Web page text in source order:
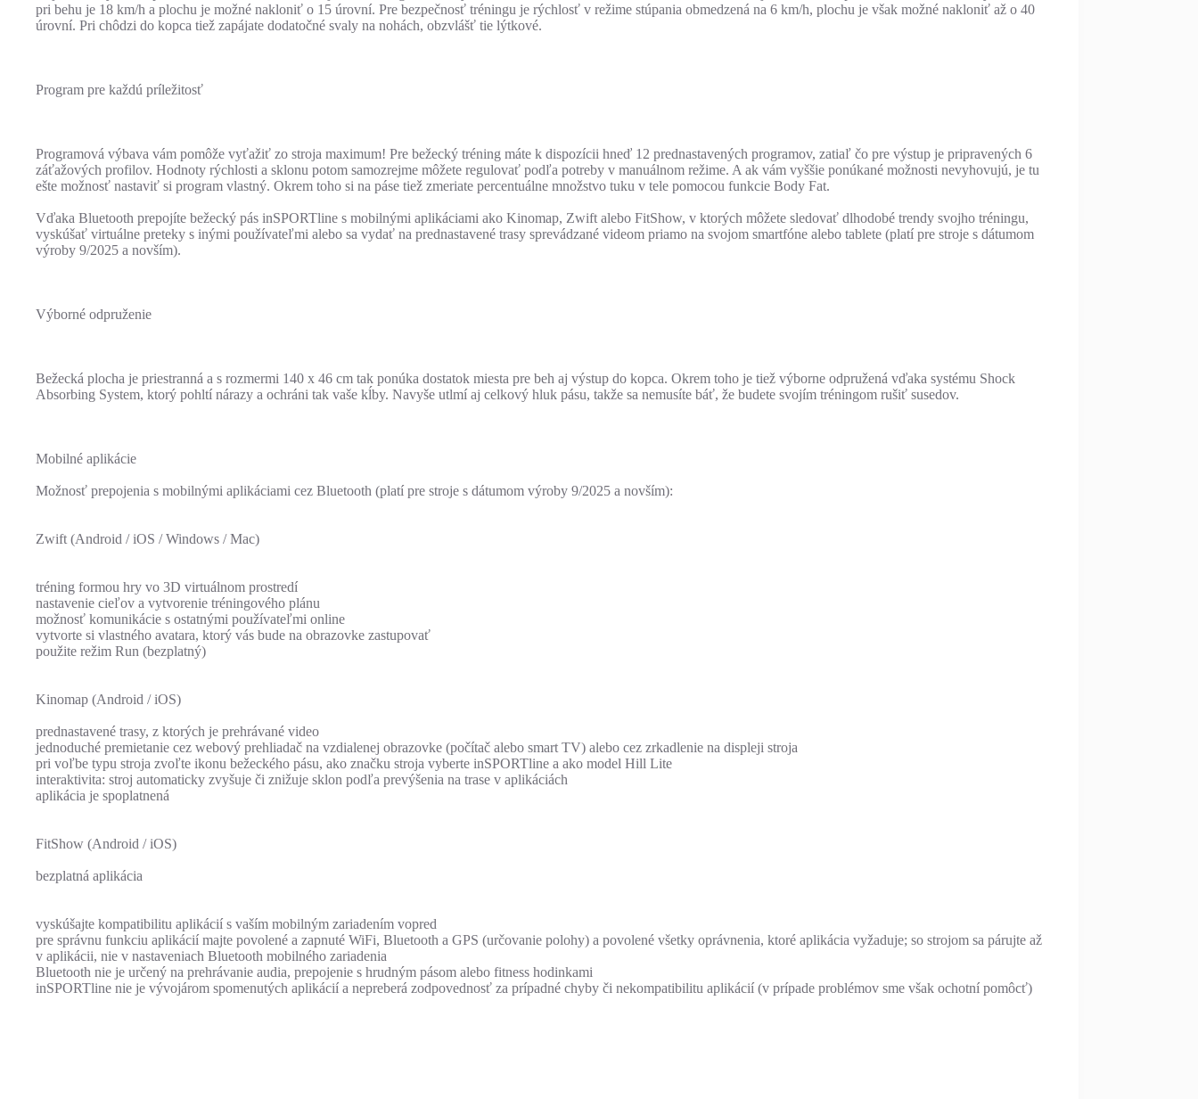
pri behu je 18 km/h a plochu je možné nakloniť o 15 úrovní. Pre bezpečnosť tréningu je rýchlosť v režime stúpania obmedzená na 6 km/h, plochu je však možné nakloniť až o 40
úrovní. Pri chôdzi do kopca tiež zapájate dodatočné svaly na nohách, obzvlášť tie lýtkové.
Program pre každú príležitosť
Programová výbava vám pomôže vyťažiť zo stroja maximum! Pre bežecký tréning máte k dispozícii hneď 12 prednastavených programov, zatiaľ čo pre výstup je pripravených 6
záťažových profilov. Hodnoty rýchlosti a sklonu potom samozrejme môžete regulovať podľa potreby v manuálnom režime. A ak vám vyššie ponúkané možnosti nevyhovujú, je tu
ešte možnosť nastaviť si program vlastný. Okrem toho si na páse tiež zmeriate percentuálne množstvo tuku v tele pomocou funkcie Body Fat.
Vďaka Bluetooth prepojíte bežecký pás inSPORTline s mobilnými aplikáciami ako Kinomap, Zwift alebo FitShow, v ktorých môžete sledovať dlhodobé trendy svojho tréningu,
vyskúšať virtuálne preteky s inými používateľmi alebo sa vydať na prednastavené trasy sprevádzané videom priamo na svojom smartfóne alebo tablete (platí pre stroje s dátumom
výroby 9/2025 a novším).
Výborné odpruženie
Bežecká plocha je priestranná a s rozmermi 140 x 46 cm tak ponúka dostatok miesta pre beh aj výstup do kopca. Okrem toho je tiež výborne odpružená vďaka systému Shock
Absorbing System, ktorý pohltí nárazy a ochráni tak vaše kĺby. Navyše utlmí aj celkový hluk pásu, takže sa nemusíte báť, že budete svojím tréningom rušiť susedov.
Mobilné aplikácie
Možnosť prepojenia s mobilnými aplikáciami cez Bluetooth (platí pre stroje s dátumom výroby 9/2025 a novším):
Zwift (Android / iOS / Windows / Mac)
tréning formou hry vo 3D virtuálnom prostredí
nastavenie cieľov a vytvorenie tréningového plánu
možnosť komunikácie s ostatnými používateľmi online
vytvorte si vlastného avatara, ktorý vás bude na obrazovke zastupovať
použite režim Run (bezplatný)
Kinomap (Android / iOS)
prednastavené trasy, z ktorých je prehrávané video
jednoduché premietanie cez webový prehliadač na vzdialenej obrazovke (počítač alebo smart TV) alebo cez zrkadlenie na displeji stroja
pri voľbe typu stroja zvoľte ikonu bežeckého pásu, ako značku stroja vyberte inSPORTline a ako model Hill Lite
interaktivita: stroj automaticky zvyšuje či znižuje sklon podľa prevýšenia na trase v aplikáciách
aplikácia je spoplatnená
FitShow (Android / iOS)
bezplatná aplikácia
vyskúšajte kompatibilitu aplikácií s vaším mobilným zariadením vopred
pre správnu funkciu aplikácií majte povolené a zapnuté WiFi, Bluetooth a GPS (určovanie polohy) a povolené všetky oprávnenia, ktoré aplikácia vyžaduje; so strojom sa párujte až
v aplikácii, nie v nastaveniach Bluetooth mobilného zariadenia
Bluetooth nie je určený na prehrávanie audia, prepojenie s hrudným pásom alebo fitness hodinkami
inSPORTline nie je vývojárom spomenutých aplikácií a nepreberá zodpovednosť za prípadné chyby či nekompatibilitu aplikácií (v prípade problémov sme však ochotní pomôcť)